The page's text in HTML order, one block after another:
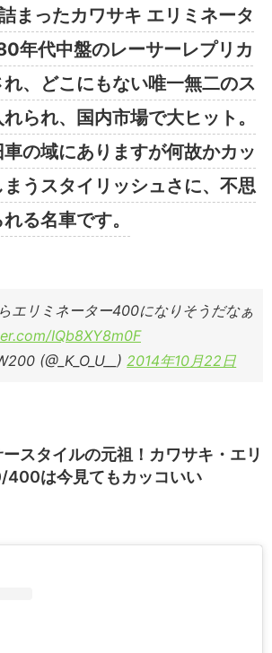
まったカワサキ エリミネータ
代中盤のレーサーレプリカ
、どこにもない唯一無二のス
られ、国内市場で大ヒット。
の域にありますが何故かカッ
うスタイリッシュさに、不思
る名車です。
エリミネーター400になりそうだなぁ
IQb8XY8m0F
(@_K_O_U__)2014年10月22日
ースタイルの元祖！カワサキ・エリ
400は今見てもカッコいい